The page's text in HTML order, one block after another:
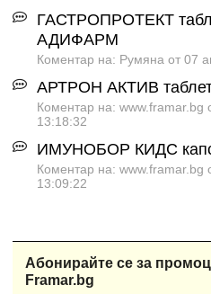
ГАСТРОПРОТЕКТ
АДИФАРМ
Коментар на: Румяна от 07
АРТРОН АКТИВ
Коментар на: www.framar.bg
13:18:32
ИМУНОБОР КИДС
Коментар на: www.framar.bg
13:09:22
Абонирайте се за
Framar.bg